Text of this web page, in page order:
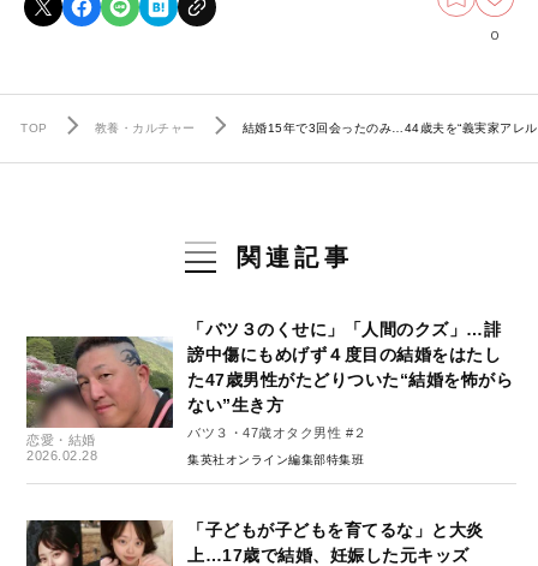
0
TOP 教養・カルチャー 結婚15年で3回会ったのみ…44歳夫を“義実家アレ
関連記事
恋愛・結婚
2026.02.28
「バツ３のくせに」「人間のクズ」…誹
謗中傷にもめげず４度目の結婚をはたし
た47歳男性がたどりついた“結婚を怖がら
ない”生き方
バツ３・47歳オタク男性 #２
集英社オンライン編集部特集班
「子どもが子どもを育てるな」と大炎
上…17歳で結婚、妊娠した元キッズ